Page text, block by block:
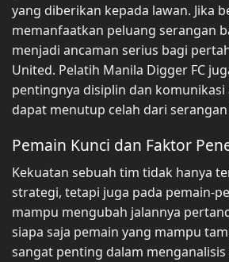
yang diberikan kepada lawan. Jika
memanfaatkan peluang serangan
menjadi ancaman serius bagi
United. Pelatih Manila Digger FC
pentingnya disiplin dan
dapat menutup celah dari
Pemain Kunci dan Faktor
Kekuatan sebuah tim tidak hanya
strategi, tetapi juga pada pemain-
mampu mengubah jalannya
siapa saja pemain yang mampu
sangat penting dalam